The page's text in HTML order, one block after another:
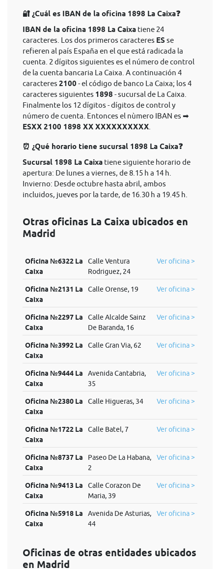
🔐 ¿Cuál es IBAN de la oficina 1898 La Caixa❓
IBAN de la oficina 1898 La Caixa tiene 24
caracteres. Los dos primeros caracteres ES se
refieren al país España en el que está radicada la
cuenta. 2 dígitos siguientes es el número de control
de la cuenta bancaria La Caixa. A continuación 4
caracteres 2100 - el código de banco La Caixa; los 4
caracteres siguientes 1898 - sucursal de La Caixa.
Finalmente los 12 dígitos - dígitos de control y
número de cuenta. Entonces el nùmero IBAN es ➡
ESXX 2100 1898 XX XXXXXXXXXX
⏰ ¿Qué horario tiene sucursal 1898 La Caixa❓
Sucursal 1898 La Caixa tiene siguiente horario de
apertura: De lunes a viernes, de 8.15 h a 14 h.
Invierno: Desde octubre hasta abril, ambos
incluidos, jueves por la tarde, de 16.30 h a 19.45 h.
Otras oficinas La Caixa ubicados en
Madrid
Oficina №6322 La
Caixa
Calle Ventura
Rodriguez, 24
Ver oficina >
Oficina №2131 La
Caixa
Calle Orense, 19 Ver oficina >
Oficina №2297 La
Caixa
Calle Alcalde Sainz
De Baranda, 16
Ver oficina >
Oficina №3992 La
Caixa
Calle Gran Via, 62 Ver oficina >
Oficina №9444 La
Caixa
Avenida Cantabria,
35
Ver oficina >
Oficina №2380 La
Caixa
Calle Higueras, 34 Ver oficina >
Oficina №1722 La
Caixa
Calle Batel, 7 Ver oficina >
Oficina №8737 La
Caixa
Paseo De La Habana,
2
Ver oficina >
Oficina №9413 La
Caixa
Calle Corazon De
Maria, 39
Ver oficina >
Oficina №5918 La
Caixa
Avenida De Asturias,
44
Ver oficina >
Oficinas de otras entidades ubicados
en Madrid